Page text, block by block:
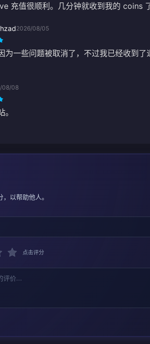
充值很顺利。几分钟就收到我的 coins
2026/08/05
为一些问题被取消了，不过我已经收到了
08/08
以帮助他人。
点击评分